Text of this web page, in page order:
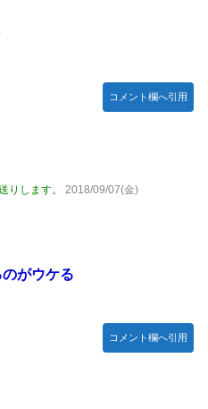
コメント欄へ引用
りします。
2018/09/07(金)
がウケる
コメント欄へ引用